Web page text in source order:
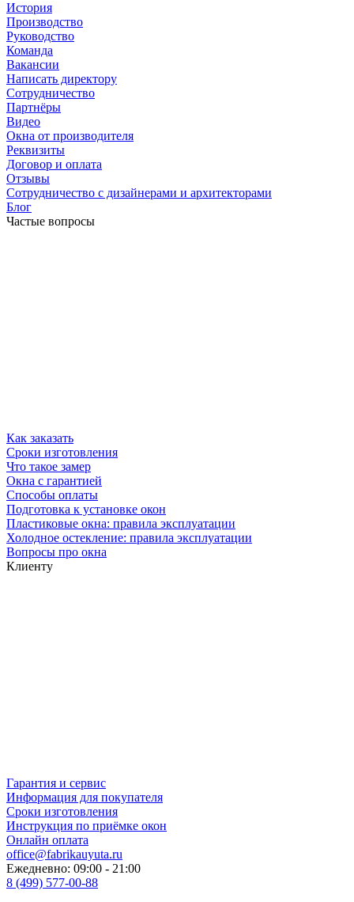
История
Производство
Руководство
Команда
Вакансии
Написать директору
Сотрудничество
Партнёры
Видео
Окна от производителя
Реквизиты
Договор и оплата
Отзывы
Сотрудничество с дизайнерами и архитекторами
Блог
Частые вопросы
Как заказать
Сроки изготовления
Что такое замер
Окна с гарантией
Способы оплаты
Подготовка к установке окон
Пластиковые окна: правила эксплуатации
Холодное остекление: правила эксплуатации
Вопросы про окна
Клиенту
Гарантия и сервис
Информация для покупателя
Сроки изготовления
Инструкция по приёмке окон
Онлайн оплата
office@fabrikauyuta.ru
Ежедневно: 09:00 - 21:00
8 (499) 577-00-88